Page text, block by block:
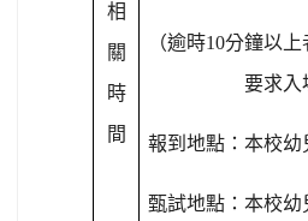
相
關
時
間
（逾時10分鐘以上
要求入
報到地點：本校幼
甄試地點：本校幼